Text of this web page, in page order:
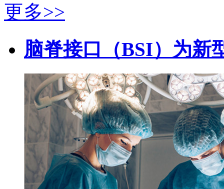
更多>>
脑脊接口（BSI）为新